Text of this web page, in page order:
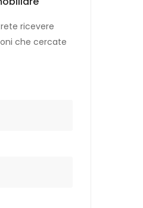
ricevere
che cercate